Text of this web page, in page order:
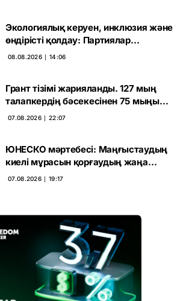
Экологиялық керуен, инклюзия және
өндірісті қолдау: Партиялар
өңірлерде қандай мәселе көтерді
08.08.2026 ∣ 14:06
Грант тізімі жарияланды. 127 мың
талапкердің бәсекесінен 75 мыңы
өтті
07.08.2026 ∣ 22:07
ЮНЕСКО мәртебесі: Маңғыстаудың
киелі мұрасын қорғаудың жаңа
кезеңі басталды
07.08.2026 ∣ 19:17